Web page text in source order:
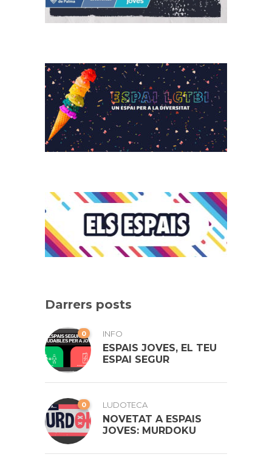
Darrers posts
0 INFO
ESPAIS JOVES, EL TEU
ESPAI SEGUR
0 LUDOTECA
NOVETAT A ESPAIS
JOVES: MURDOKU